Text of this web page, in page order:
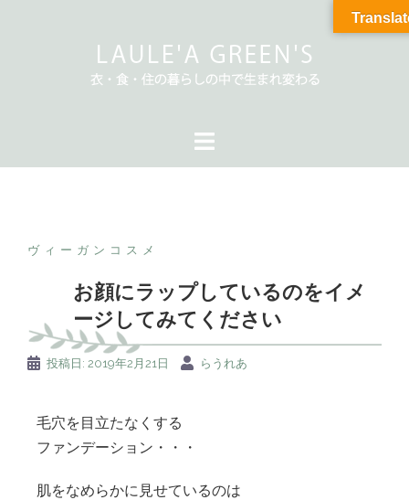
ヴィーガンコスメ
お顔にラップしているのをイメ
ージしてみてください
投稿日: 2019年2月21日 らうれあ
毛穴を目立たなくする
ファンデーション・・・
肌をなめらかに見せているのは